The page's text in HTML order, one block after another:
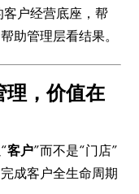
客户经营底座，帮
助管理层看结果。
理，价值在
客户”而不是“门店”
成客户全生命周期